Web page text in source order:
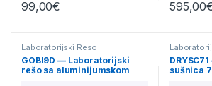
99,00€ 595,00
Laboratorijski Reso
GOBI9D — Laboratorijski
rešo sa aluminijumskom
sušnica